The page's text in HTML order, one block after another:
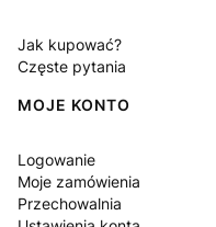
Jak kupować?
Częste pytania
MOJE KONTO
Logowanie
Moje zamówienia
Przechowalnia